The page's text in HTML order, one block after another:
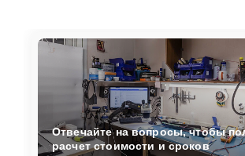
Отвечайте на вопросы, чтобы
расчет стоимости и сроков